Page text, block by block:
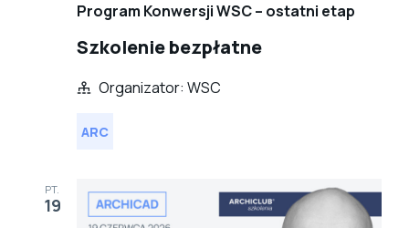
Program Konwersji WSC – ostatni etap
Szkolenie bezpłatne
Organizator: WSC
ARC
PT.
19